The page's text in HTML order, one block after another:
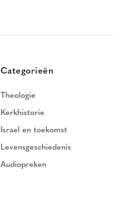
Categorieën
Theologie
Kerkhistorie
Israel en toekomst
Levensgeschiedenis
Audiopreken